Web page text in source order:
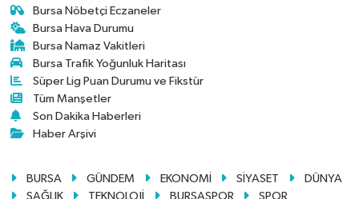
Bursa Nöbetçi Eczaneler
Bursa Hava Durumu
Bursa Namaz Vakitleri
Bursa Trafik Yoğunluk Haritası
Süper Lig Puan Durumu ve Fikstür
Tüm Manşetler
Son Dakika Haberleri
Haber Arşivi
BURSA GÜNDEM EKONOMİ SİYASET
DÜNYA
SAĞLIK
TEKNOLOJİ BURSASPOR SPOR